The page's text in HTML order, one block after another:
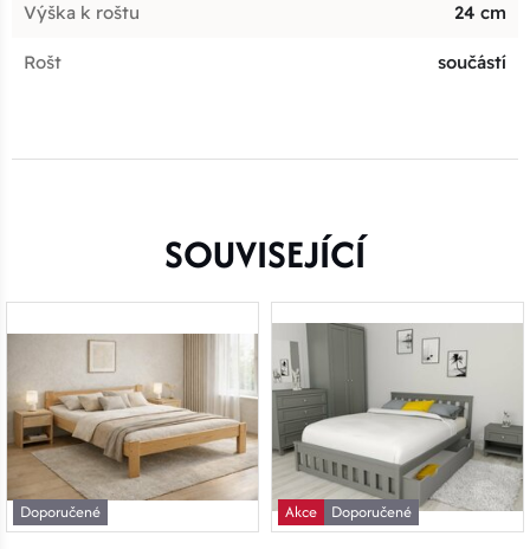
Výška k roštu 24 cm
Rošt součástí
SOUVISEJÍCÍ
Doporučené
Akce
Doporučené